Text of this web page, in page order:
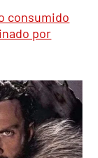
consumido
por